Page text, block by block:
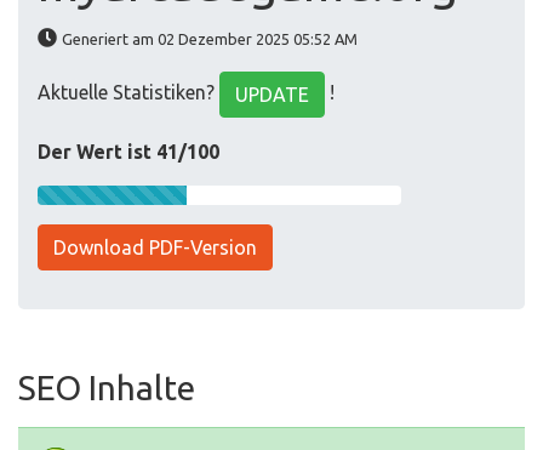
Generiert am 02 Dezember 2025 05:52 AM
Aktuelle Statistiken? UPDATE !
Der Wert ist 41/100
Download PDF-Version
SEO Inhalte